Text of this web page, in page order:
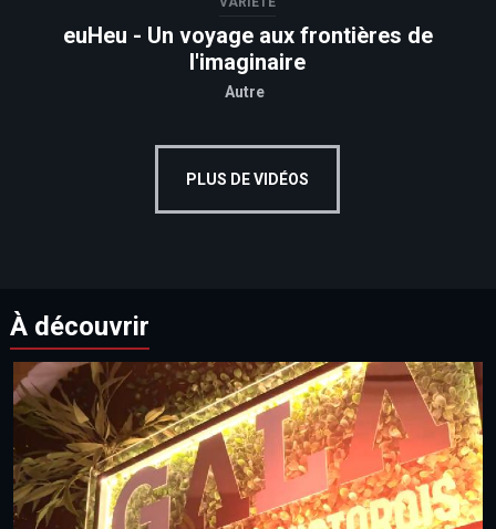
euHeu - Un voyage aux frontières de
l'imaginaire
Autre
PLUS DE VIDÉOS
À découvrir